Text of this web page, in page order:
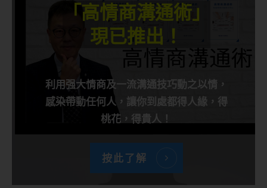
「高情商溝通術」
現已推出！
利用强大情商及一流溝通技巧動之以情，
感染帶動任何人，讓你到處都得人緣，得
桃花，得貴人！
按此了解